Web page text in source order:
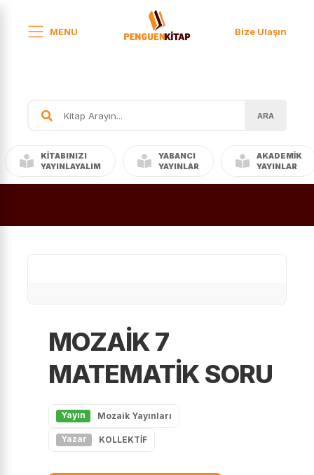
MENU Bize Ulaşın
ARA
KITABINIZI
YAYINLAYALIM
YABANCI
YAYINLAR
AKADEMIK
YAYINLAR
MOZAİK 7
MATEMATİK SORU
Yayın Mozaik Yayınları
Yazar KOLLEKTİF